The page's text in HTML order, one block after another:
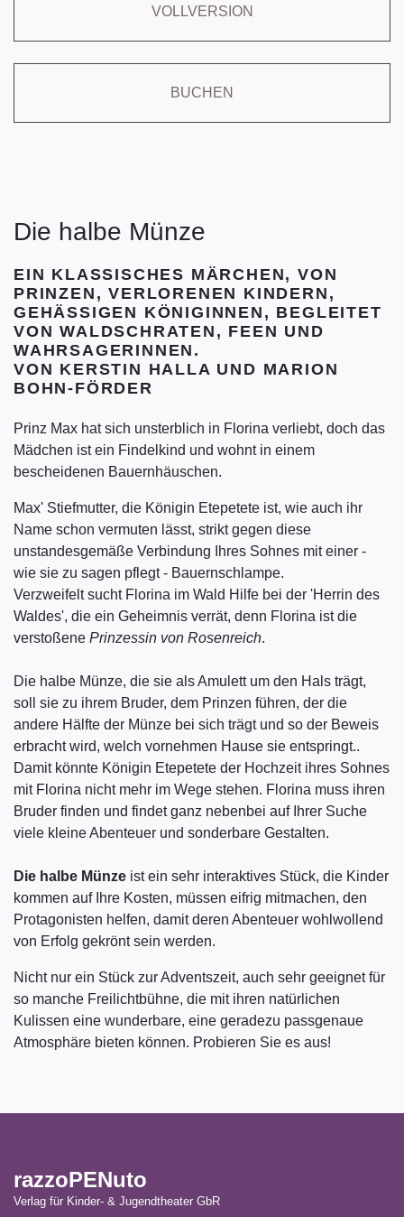
VOLLVERSION
BUCHEN
Die halbe Münze
EIN KLASSISCHES MÄRCHEN, VON
PRINZEN, VERLORENEN KINDERN,
GEHÄSSIGEN KÖNIGINNEN, BEGLEITET
VON WALDSCHRATEN, FEEN UND
WAHRSAGERINNEN.
VON KERSTIN HALLA UND MARION
BOHN-FÖRDER
Prinz Max hat sich unsterblich in Florina verliebt, doch das
Mädchen ist ein Findelkind und wohnt in einem
bescheidenen Bauernhäuschen.
Max' Stiefmutter, die Königin Etepetete ist, wie auch ihr
Name schon vermuten lässt, strikt gegen diese
unstandesgemäße Verbindung Ihres Sohnes mit einer -
wie sie zu sagen pflegt - Bauernschlampe.
Verzweifelt sucht Florina im Wald Hilfe bei der 'Herrin des
Waldes', die ein Geheimnis verrät, denn Florina ist die
verstoßene Prinzessin von Rosenreich.
Die halbe Münze, die sie als Amulett um den Hals trägt,
soll sie zu ihrem Bruder, dem Prinzen führen, der die
andere Hälfte der Münze bei sich trägt und so der Beweis
erbracht wird, welch vornehmen Hause sie entspringt..
Damit könnte Königin Etepetete der Hochzeit ihres Sohnes
mit Florina nicht mehr im Wege stehen. Florina muss ihren
Bruder finden und findet ganz nebenbei auf Ihrer Suche
viele kleine Abenteuer und sonderbare Gestalten.
Die halbe Münze ist ein sehr interaktives Stück, die Kinder
kommen auf Ihre Kosten, müssen eifrig mitmachen, den
Protagonisten helfen, damit deren Abenteuer wohlwollend
von Erfolg gekrönt sein werden.
Nicht nur ein Stück zur Adventszeit, auch sehr geeignet für
so manche Freilichtbühne, die mit ihren natürlichen
Kulissen eine wunderbare, eine geradezu passgenaue
Atmosphäre bieten können. Probieren Sie es aus!
razzoPENuto
Verlag für Kinder- & Jugendtheater GbR